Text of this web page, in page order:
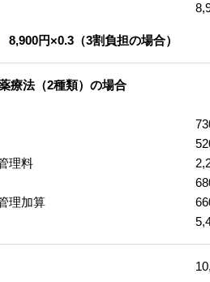
8,900円×0.3（3割負担の場合）
療法（2種類）の場合
理料
理加算